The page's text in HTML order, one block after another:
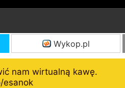
Wykop.pl
nam wirtualną kawę.
esanok